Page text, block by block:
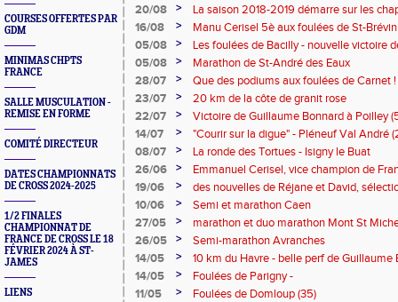
COURSES OFFERTES PAR
GDM
MINIMAS CHPTS
FRANCE
SALLE MUSCULATION -
REMISE EN FORME
COMITÉ DIRECTEUR
DATES CHAMPIONNATS
DE CROSS 2024-2025
1/2 FINALES
CHAMPIONNAT DE
FRANCE DE CROSS LE 18
FÉVRIER 2024 À ST-
JAMES
LIENS
20/08
>
La saison 2018-2019 démarre sur les
16/08
>
Manu Cerisel 5è aux foulées de St-Brévin
05/08
>
Les foulées de Bacilly - nouvelle victoire
05/08
>
Marathon de St-André des Eaux
28/07
>
Que des podiums aux foulées de Carnet !
23/07
>
20 km de la côte de granit rose
22/07
>
Victoire de Guillaume Bonnard à Poilley
1ère femme)
14/07 >
"Courir sur la digue" - Pléneuf Val André
08/07
>
La ronde des Tortues - Isigny le Buat
26/06
>
Emmanuel Cerisel, vice champion de
2 - à Liévin
19/06 >
des nouvelles de Réjane et David,
de 100 bornes
10/06 >
Semi et marathon Caen
27/05
>
marathon et duo marathon Mont St
26/05
>
Semi-marathon Avranches
14/05
>
10 km du Havre - belle perf de Guillaume
14/05
>
Foulées de Parigny -
11/05
>
Foulées de Domloup (35)